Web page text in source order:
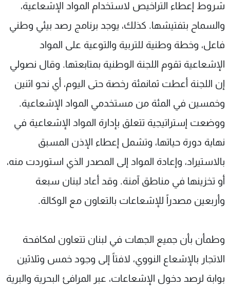
شروط إعطاء التراخيص لاستخدام المواد الإشعاعية،
والسماح بتفتيشها. كذلك، يوجد برنامج رصد بيئي وطني
فاعل، وخطة وطنية للتربية والتوعية على المواد
الإشعاعية تقوم اللجنة الوطنية بمتابعتها. وقال نصولي
إن اللجنة أعطت ثمانمئة رخصة حتى اليوم، أي نحو اثنين
وخمسين في المئة من مستخدمي المواد الإشعاعية.
ووضعت إستراتيجية تتعلق بإدارة المواد الإشعاعية في
نهاية دورة حياتها، وتشمل إعطاء الإذن المسبق
بالاستيراد، وإعادة المواد إلى المصدر الذي استوردت منه،
أو تخزينها في مناطق آمنة. وقد أعاد لبنان سبعة
وأربعين مصدراً للإشعاعات بالتعاون مع الوكالة.
وطمأن بأن جميع الجهات في لبنان تتعاون لمكافحة
الاتجار بالإشعاع النووي، لافتاً إلى وجود خمس وثلاثين
بوابة لرصد دخول الإشعاعات، عبر المرافئ البحرية والبرية